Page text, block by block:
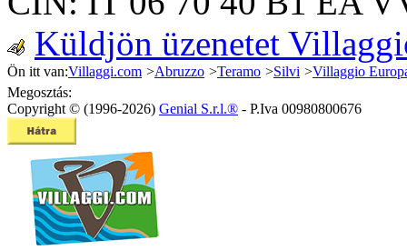
Küldjön üzenetet
Ön itt van:Villaggi.com >Abruzzo >Teramo >Silvi >Villaggio
Megosztás:
Copyright © (1996-2026) Genial S.r.l.® - P.Iva 00980800676